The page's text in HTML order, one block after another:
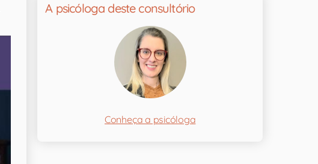
A psicóloga deste consultório
Conheça a psicóloga